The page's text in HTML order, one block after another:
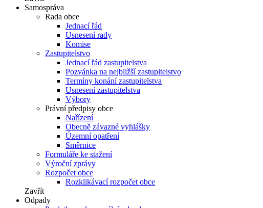
Samospráva
Rada obce
Jednací řád
Usnesení rady
Komise
Zastupitelstvo
Jednací řád zastupitelstva
Pozvánka na nejbližší zastupitelstvo
Termíny konání zastupitelstva
Usnesení zastupitelstva
Výbory
Právní předpisy obce
Nařízení
Obecně závazné vyhlášky
Územní opatření
Směrnice
Formuláře ke stažení
Výroční zprávy
Rozpočet obce
Rozklikávací rozpočet obce
Zavřít
Odpady